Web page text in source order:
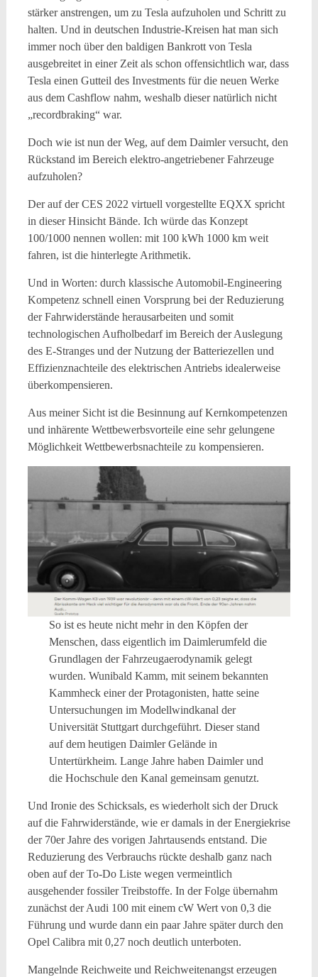
stärker anstrengen, um zu Tesla aufzuholen und Schritt zu
halten. Und in deutschen Industrie-Kreisen hat man sich
immer noch über den baldigen Bankrott von Tesla
ausgebreitet in einer Zeit als schon offensichtlich war, dass
Tesla einen Gutteil des Investments für die neuen Werke
aus dem Cashflow nahm, weshalb dieser natürlich nicht
„recordbraking“ war.
Doch wie ist nun der Weg, auf dem Daimler versucht, den
Rückstand im Bereich elektro-angetriebener Fahrzeuge
aufzuholen?
Der auf der CES 2022 virtuell vorgestellte EQXX spricht
in dieser Hinsicht Bände. Ich würde das Konzept
100/1000 nennen wollen: mit 100 kWh 1000 km weit
fahren, ist die hinterlegte Arithmetik.
Und in Worten: durch klassische Automobil-Engineering
Kompetenz schnell einen Vorsprung bei der Reduzierung
der Fahrwiderstände herausarbeiten und somit
technologischen Aufholbedarf im Bereich der Auslegung
des E-Stranges und der Nutzung der Batteriezellen und
Effizienznachteile des elektrischen Antriebs idealerweise
überkompensieren.
Aus meiner Sicht ist die Besinnung auf Kernkompetenzen
und inhärente Wettbewerbsvorteile eine sehr gelungene
Möglichkeit Wettbewerbsnachteile zu kompensieren.
So ist es heute nicht mehr in den Köpfen der
Menschen, dass eigentlich im Daimlerumfeld die
Grundlagen der Fahrzeugaerodynamik gelegt
wurden. Wunibald Kamm, mit seinem bekannten
Kammheck einer der Protagonisten, hatte seine
Untersuchungen im Modellwindkanal der
Universität Stuttgart durchgeführt. Dieser stand
auf dem heutigen Daimler Gelände in
Untertürkheim. Lange Jahre haben Daimler und
die Hochschule den Kanal gemeinsam genutzt.
Und Ironie des Schicksals, es wiederholt sich der Druck
auf die Fahrwiderstände, wie er damals in der Energiekrise
der 70er Jahre des vorigen Jahrtausends entstand. Die
Reduzierung des Verbrauchs rückte deshalb ganz nach
oben auf der To-Do Liste wegen vermeintlich
ausgehender fossiler Treibstoffe. In der Folge übernahm
zunächst der Audi 100 mit einem cW Wert von 0,3 die
Führung und wurde dann ein paar Jahre später durch den
Opel Calibra mit 0,27 noch deutlich unterboten.
Mangelnde Reichweite und Reichweitenangst erzeugen